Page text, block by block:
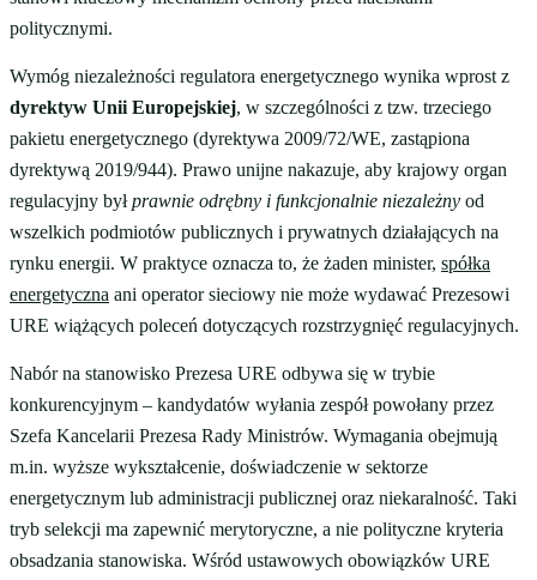
politycznymi.
Wymóg niezależności regulatora energetycznego wynika wprost z
dyrektyw Unii Europejskiej, w szczególności z tzw. trzeciego
pakietu energetycznego (dyrektywa 2009/72/WE, zastąpiona
dyrektywą 2019/944). Prawo unijne nakazuje, aby krajowy organ
regulacyjny byłprawnie odrębny i funkcjonalnie niezależny od
wszelkich podmiotów publicznych i prywatnych działających na
rynku energii. W praktyce oznacza to, że żaden minister, spółka
energetyczna ani operator sieciowy nie może wydawać Prezesowi
URE wiążących poleceń dotyczących rozstrzygnięć regulacyjnych.
Nabór na stanowisko Prezesa URE odbywa się w trybie
konkurencyjnym – kandydatów wyłania zespół powołany przez
Szefa Kancelarii Prezesa Rady Ministrów. Wymagania obejmują
m.in. wyższe wykształcenie, doświadczenie w sektorze
energetycznym lub administracji publicznej oraz niekaralność. Taki
tryb selekcji ma zapewnić merytoryczne, a nie polityczne kryteria
obsadzania stanowiska. Wśród ustawowych obowiązków URE